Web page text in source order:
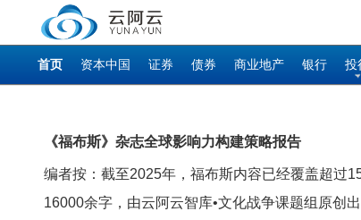
首页 资本中国 证券 债券 商业地产 银行 投
《福布斯》杂志全球影响力构建策略报告
编者按：截至2025年，福布斯内容已经覆盖超过
16000余字，由云阿云智库•文化战争课题组原创出